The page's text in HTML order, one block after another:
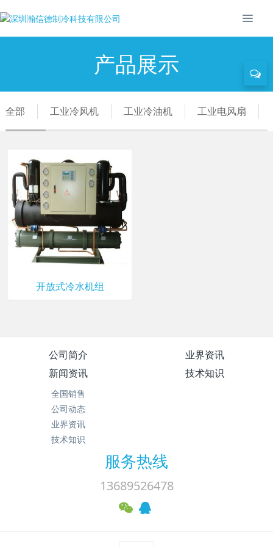
产品展示
全部 工业冷风机 工业冷油机 工业电风扇
开放式冷水机组
公司简介
业界资讯
新闻资讯
全国销售
公司动态
业界资讯
技术知识
技术知识
服务热线
13689526478